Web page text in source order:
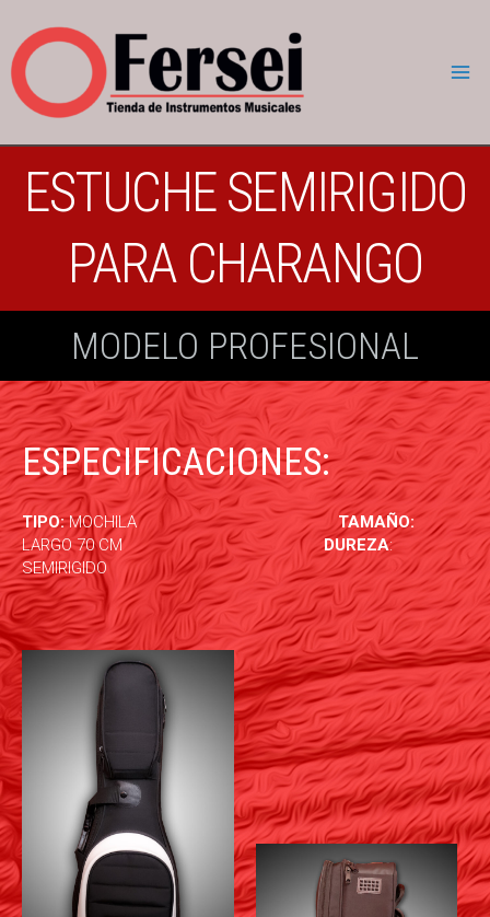
ESTUCHE SEMIRIGIDO
PARA CHARANGO
MODELO PROFESIONAL
ESPECIFICACIONES:
TIPO:MOCHILA TAMAÑO:
LARGO 70 CMDUREZA:
SEMIRIGIDO